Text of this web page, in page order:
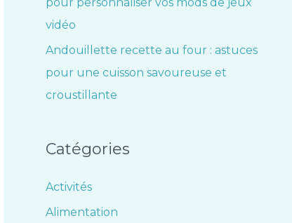
vidéo
Andouillette recette au four : astuces
pour une cuisson savoureuse et
croustillante
Catégories
Activités
Alimentation